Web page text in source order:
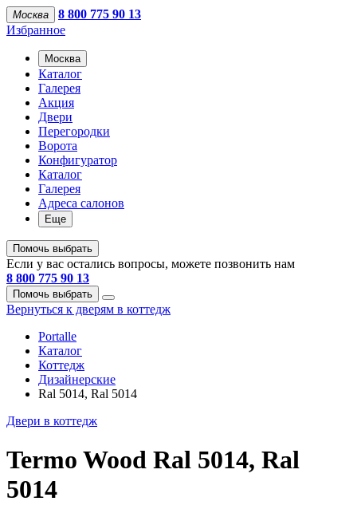
Москва
8 800 775 90 13
Избранное
Москва
Каталог
Галерея
Акция
Двери
Перегородки
Ворота
Конфигуратор
Каталог
Галерея
Адреса салонов
Еще
Помочь выбрать
Если у вас остались вопросы, можете позвонить нам
8 800 775 90 13
Помочь выбрать
Вернуться к дверям в коттедж
Portalle
Каталог
Коттедж
Дизайнерские
Ral 5014, Ral 5014
Двери в коттедж
Termo Wood Ral 5014, Ral
5014